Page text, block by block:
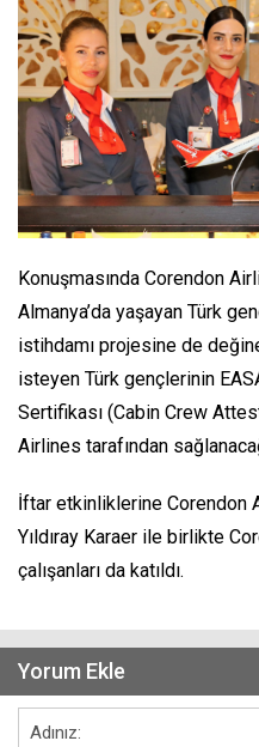
Konuşmasında Corendon
Almanya’da yaşayan Türk
istihdamı projesine de
isteyen Türk gençlerinin
Sertifikası (Cabin Crew
Airlines tarafından
İftar etkinliklerine Corendon
Yıldıray Karaer ile birlikte
çalışanları da katıldı.
Yorum Ekle